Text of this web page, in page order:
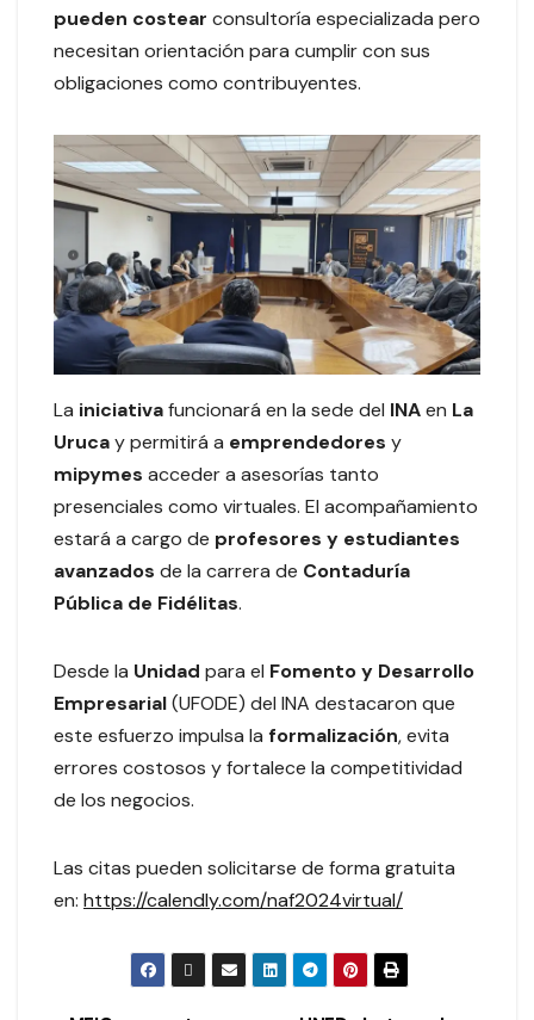
pueden costear consultoría especializada pero
necesitan orientación para cumplir con sus
obligaciones como contribuyentes.
La iniciativafuncionará en la sede del INAen La
Urucay permitirá a emprendedores y
mipymes acceder a asesorías tanto
presenciales como virtuales. El acompañamiento
estará a cargo de profesores y estudiantes
avanzados de la carrera de Contaduría
Pública de Fidélitas.
Desde la Unidad para el Fomento y Desarrollo
Empresarial(UFODE) del INA destacaron que
este esfuerzo impulsa la formalización, evita
errores costosos y fortalece la competitividad
de los negocios.
Las citas pueden solicitarse de forma gratuita
en: https://calendly.com/naf2024virtual/